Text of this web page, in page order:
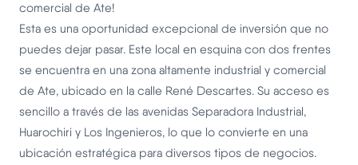
comercial de Ate!
Esta es una oportunidad excepcional de inversión que no
puedes dejar pasar. Este local en esquina con dos frentes
se encuentra en una zona altamente industrial y comercial
de Ate, ubicado en la calle René Descartes. Su acceso es
sencillo a través de las avenidas Separadora Industrial,
Huarochiri y Los Ingenieros, lo que lo convierte en una
ubicación estratégica para diversos tipos de negocios.